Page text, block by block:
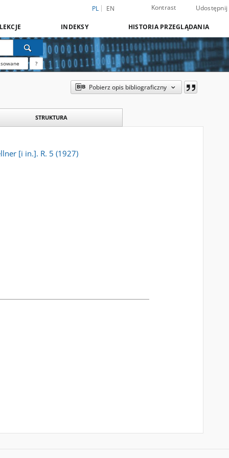
PL EN Kontrast Udostępnij
INDEKSY HISTORIA PRZEGLĄDANIA
?
Pobierz opis bibliograficzny
STRUKTURA
[i in.]. R. 5 (1927)